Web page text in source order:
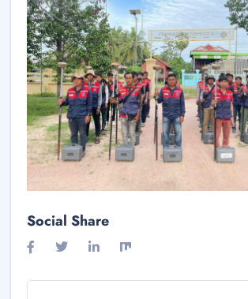
Social Share